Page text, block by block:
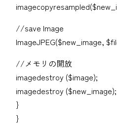
//save Image
ImageJPEG($new_image,
//メモリの開放
imagedestroy ($image);
imagedestroy ($new_image);
}
}